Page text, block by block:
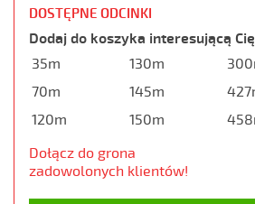
DOSTĘPNE ODCINKI
Dodaj do koszyka interesującą
35m
70m
120m
130m
145m
150m
Dołącz do grona
zadowolonych klientów!